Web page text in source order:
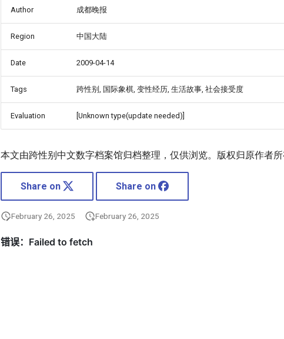
Author 成都晚报
Region 中国大陆
Date 2009-04-14
Tags 跨性别, 国际象棋, 变性经历, 生活故事, 社会接受度
Evaluation [Unknown type(update needed)]
本文由跨性别中文数字档案馆归档整理，仅供浏览。版权归原作者所
Share on Share on
February 26, 2025 February 26, 2025